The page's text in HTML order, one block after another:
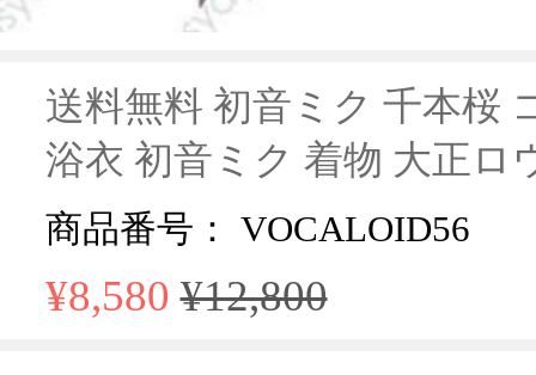
送料無料 初音ミク 千本桜
浴衣 初音ミク 着物 大正ロ
商品番号： VOCALOID56
¥8,580¥12,800